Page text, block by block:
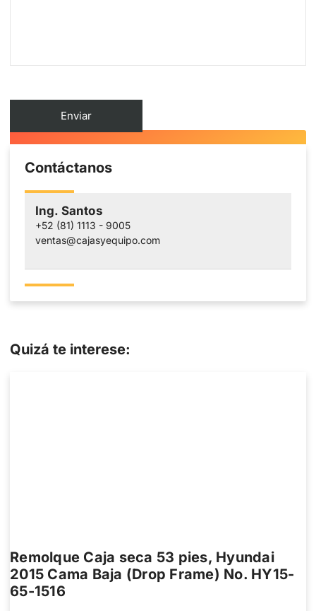
Contáctanos
Ing. Santos
+52 (81) 1113 - 9005
ventas@cajasyequipo.com
Quizá te interese:
Remolque Caja seca 53 pies, Hyundai
2015 Cama Baja (Drop Frame) No. HY15-
65-1516